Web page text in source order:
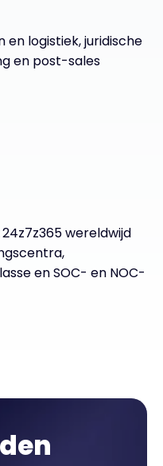
logistiek, juridische
en post-sales
wereldwijd
en SOC- en NOC-